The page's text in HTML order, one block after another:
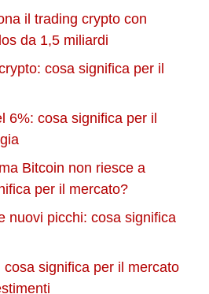
il trading crypto con
da 1,5 miliardi
cosa significa per il
6%: cosa significa per il
Bitcoin non riesce a
per il mercato?
nuovi picchi: cosa significa
significa per il mercato